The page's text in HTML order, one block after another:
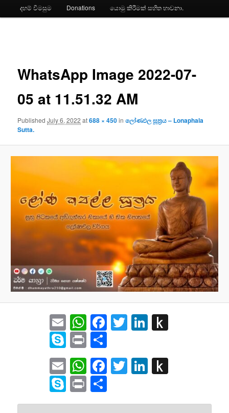
දහම් විමසුම Donations යොමු කිරීමක් සහිත භාවනා.
WhatsApp Image 2022-07-
05 at 11.51.32 AM
PublishedJuly 6, 2022 at688 × 450inලෝණඵල සූත්‍රය – Lonaphala
Sutta.
EmailWhatsApp
Facebook
TwitterLinkedIn
Skype
Print
EmailWhatsApp
Facebook
TwitterLinkedIn
Kindle
Skype
Print